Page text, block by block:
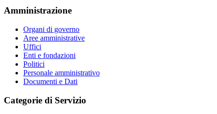
Amministrazione
Organi di governo
Aree amministrative
Uffici
Enti e fondazioni
Politici
Personale amministrativo
Documenti e Dati
Categorie di Servizio